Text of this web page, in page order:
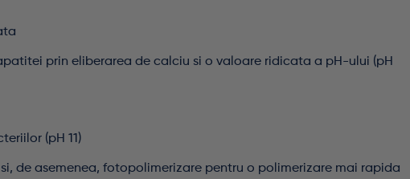
prin eliberarea de calciu si o valoare ridicata a pH-ului (pH
(pH 11)
de asemenea, fotopolimerizare pentru o polimerizare mai rapida